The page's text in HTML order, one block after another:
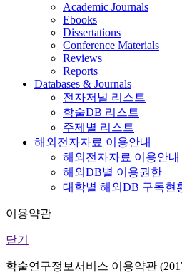
Academic Journals
Ebooks
Dissertations
Conference Materials
Reviews
Reports
Databases & Journals
전자저널 리스트
학술DB 리스트
주제별 리스트
해외전자자료 이용안내
해외전자자료 이용안내
해외DB별 이용권한
대학별 해외DB 구독현
이용약관
닫기
학술연구정보서비스 이용약관